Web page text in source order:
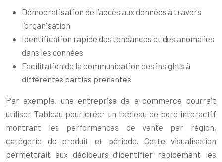
Démocratisation de l’accès aux données à travers
l’organisation
Identification rapide des tendances et des anomalies
dans les données
Facilitation de la communication des insights à
différentes parties prenantes
Par exemple, une entreprise de e-commerce pourrait
utiliser Tableau pour créer un tableau de bord interactif
montrant les performances de vente par région,
catégorie de produit et période. Cette visualisation
permettrait aux décideurs d’identifier rapidement les